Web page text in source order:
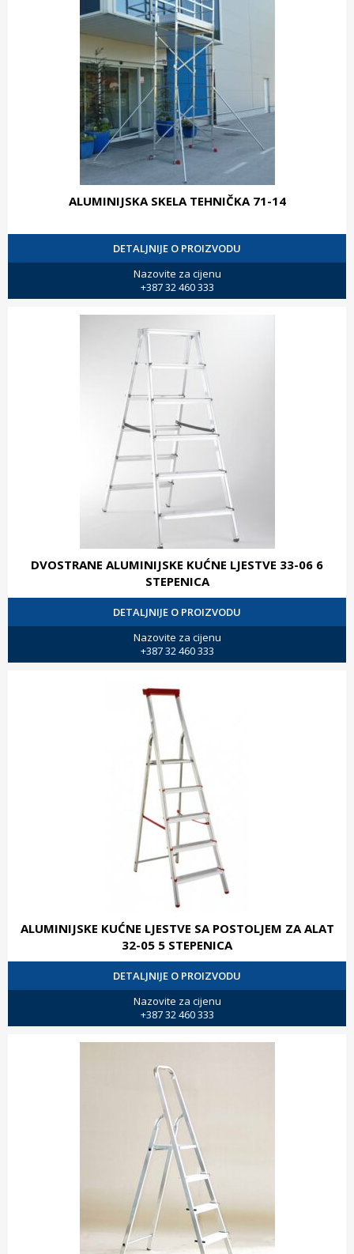
ALUMINIJSKA SKELA TEHNIČKA 71-14
DETALJNIJE O PROIZVODU
Nazovite za cijenu
+387 32 460 333
DVOSTRANE ALUMINIJSKE KUĆNE LJESTVE 33-06 6
STEPENICA
DETALJNIJE O PROIZVODU
Nazovite za cijenu
+387 32 460 333
ALUMINIJSKE KUĆNE LJESTVE SA POSTOLJEM ZA ALAT
32-05 5 STEPENICA
DETALJNIJE O PROIZVODU
Nazovite za cijenu
+387 32 460 333